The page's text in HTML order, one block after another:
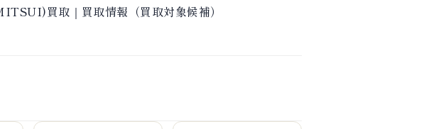
買取｜買取情報（買取対象候補）